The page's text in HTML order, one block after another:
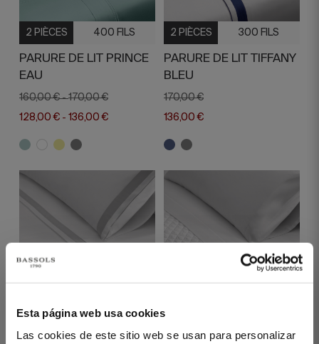
Esta página web usa cookies
Las cookies de este sitio web se usan para personalizar
2 PIÈCES 400 FILS
PARURE DE LIT PRINCE
EAU
160,00 € -170,00 €
128,00 € - 136,00 €
2 PIÈCES 300 FILS
PARURE DE LIT TIFFANY
BLEU
170,00 €
136,00 €
2 PIÈCES 300 FILS
PARURE DE LIT TIFFANY
PARURE DE LIT TIARA